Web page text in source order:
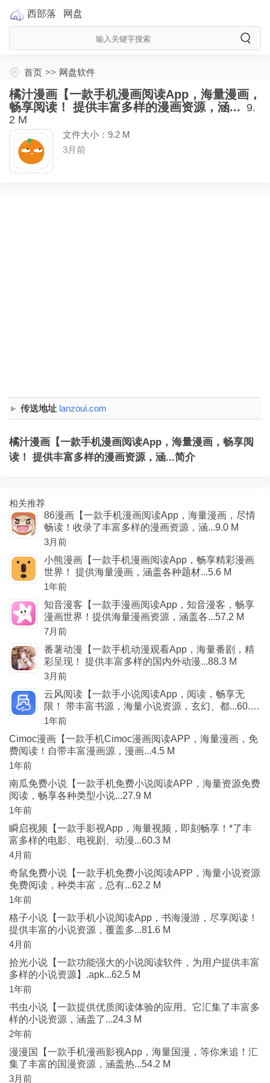
西部落 网盘
首页 >> 网盘软件
橘汁漫画【一款手机漫画阅读App，海量漫画，
畅享阅读！ 提供丰富多样的漫画资源，涵... 9.
2 M
文件大小：9.2 M
3月前
传送地址 lanzoui.com
橘汁漫画【一款手机漫画阅读App，海量漫画，畅享阅
读！ 提供丰富多样的漫画资源，涵...简介
相关推荐
86漫画【一款手机漫画阅读App，海量漫画，尽情
畅读！收录了丰富多样的漫画资源，涵...9.0 M
3月前
小熊漫画【一款手机漫画阅读App，畅享精彩漫画
世界！ 提供海量漫画，涵盖各种题材...5.6 M
1年前
知音漫客【一款手漫画阅读App，知音漫客，畅享
漫画世界！提供海量漫画资源，涵盖各...57.2 M
7月前
番薯动漫【一款手机动漫观看App，海量番剧，精
彩呈现！ 提供丰富多样的国内外动漫...88.3 M
3月前
云风阅读【一款手小说阅读App，阅读，畅享无
限！ 带丰富书源，海量小说资源，玄幻、都...60.5
M
1年前
Cimoc漫画【一款手机Cimoc漫画阅读APP，海量漫画，免
费阅读！自带丰富漫画源，漫画...4.5 M
1年前
南瓜免费小说【一款手机免费小说阅读APP，海量资源免费
阅读，畅享各种类型小说...27.9 M
1年前
瞬启视频【一款手影视App，海量视频，即刻畅享！*了丰
富多样的电影、电视剧、动漫...60.3 M
4月前
奇鼠免费小说【一款手机免费小说阅读APP，海量小说资源
免费阅读，种类丰富，总有...62.2 M
1年前
格子小说【一款手机小说阅读App，书海漫游，尽享阅读！
提供丰富的小说资源，覆盖多...81.6 M
4月前
拾光小说【一款功能强大的小说阅读软件，为用户提供丰富
多样的小说资源】.apk...62.5 M
1年前
书虫小说【一款提供优质阅读体验的应用。它汇集了丰富多
样的小说资源，涵盖了...24.3 M
2年前
漫漫国【一款手机漫画影视App，海量国漫，等你来追！汇
集了丰富的国漫资源，涵盖热...54.2 M
3月前